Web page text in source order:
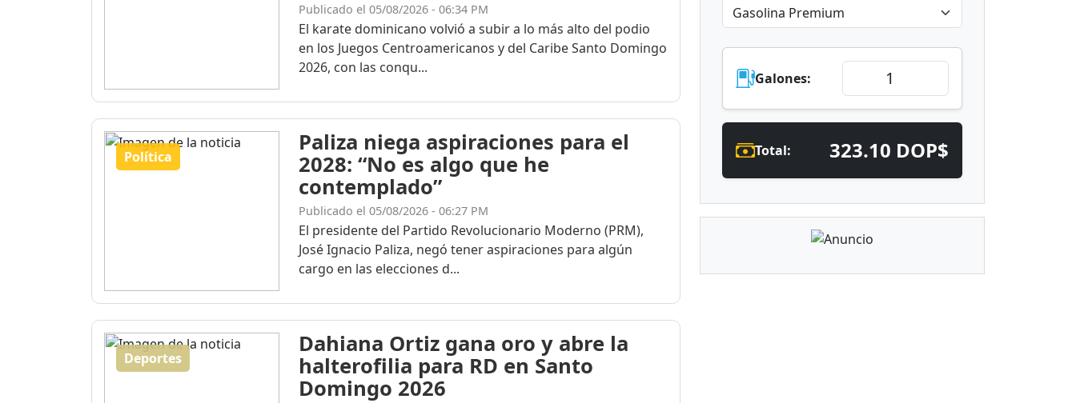
Publicado el 05/08/2026 - 06:34 PM
El karate dominicano volvió a subir a lo más alto del podio
en los Juegos Centroamericanos y del Caribe Santo Domingo
2026, con las conqu...
Política
Paliza niega aspiraciones para el
2028: “No es algo que he
contemplado”
Publicado el 05/08/2026 - 06:27 PM
El presidente del Partido Revolucionario Moderno (PRM),
José Ignacio Paliza, negó tener aspiraciones para algún
cargo en las elecciones d...
Deportes
Dahiana Ortiz gana oro y abre la
halterofilia para RD en Santo
Domingo 2026
Galones:
Total: 323.10 DOP$